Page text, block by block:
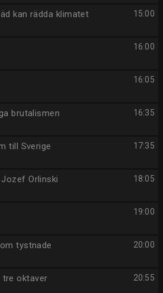
15:00
kan rädda klimatet
16:00
16:05
16:35
brutalismen
17:35
till Sverige
18:05
Orlinski
19:00
20:00
tystnade
20:55
tre oktaver